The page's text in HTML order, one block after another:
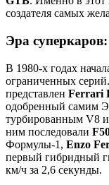
создателя самых
Эра
В 1980-х годах
ограниченных
представлен Ferrari
одобренный самим
турбированным V8 и
ним последовали
Формулы-1, Enzo
первый гибридный
км/ч за 2,6 секунды.